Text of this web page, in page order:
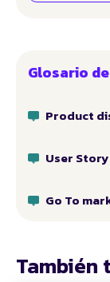
Glosario
Product
User Story
Go To
También